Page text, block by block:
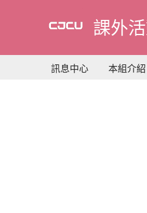
要
容
課外
訊息中心 本組介紹